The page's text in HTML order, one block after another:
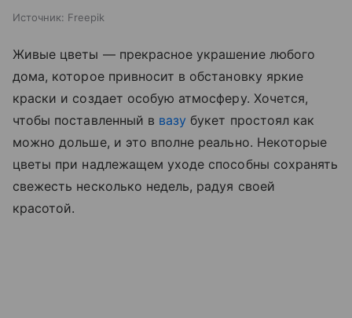
Источник: Freepik
Живые цветы — прекрасное украшение любого
дома, которое привносит в обстановку яркие
краски и создает особую атмосферу. Хочется,
чтобы поставленный в вазу букет простоял как
можно дольше, и это вполне реально. Некоторые
цветы при надлежащем уходе способны сохранять
свежесть несколько недель, радуя своей
красотой.